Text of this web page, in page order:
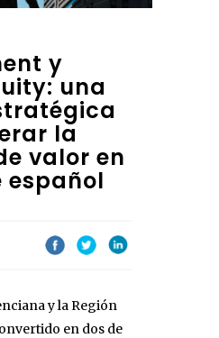
y
una
la
valor en
español
y la Región
en dos de